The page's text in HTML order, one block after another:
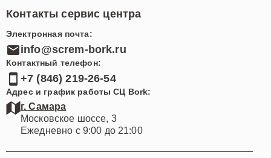
Контакты сервис центра
Электронная почта:
info@screm-bork.ru
Контактный телефон:
+7 (846) 219-26-54
Адрес и график работы СЦ Bork:
г. Самара
Московское шоссе, 3
Ежедневно с 9:00 до 21:00